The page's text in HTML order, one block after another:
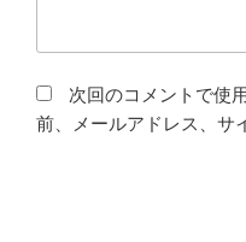
次回のコメントで使
前、メールアドレス、サ